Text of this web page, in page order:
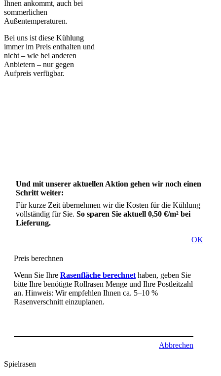
Ihnen ankommt, auch bei
sommerlichen
Außentemperaturen.
Bei uns ist diese Kühlung
immer im Preis enthalten und
nicht – wie bei anderen
Anbietern – nur gegen
Aufpreis verfügbar.
Und mit unserer aktuellen Aktion gehen wir noch einen
Schritt weiter:
Für kurze Zeit übernehmen wir die Kosten für die Kühlung
vollständig für Sie. So sparen Sie aktuell 0,50 €/m² bei
Lieferung.
OK
Preis berechnen
Wenn Sie Ihre Rasenfläche berechnethaben, geben Sie
bitte Ihre benötigte Rollrasen Menge und Ihre Postleitzahl
an. Hinweis: Wir empfehlen Ihnen ca. 5–10 %
Rasenverschnitt einzuplanen.
Abbrechen
Spielrasen